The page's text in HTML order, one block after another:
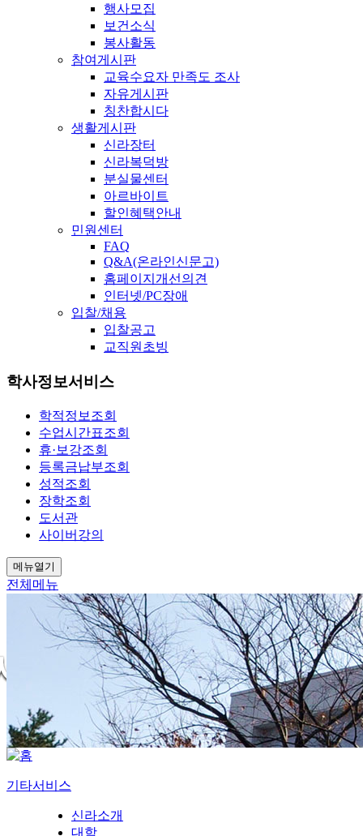
행사모집
보건소식
봉사활동
참여게시판
교육수요자 만족도 조사
자유게시판
칭찬합시다
생활게시판
신라장터
신라복덕방
분실물센터
아르바이트
할인혜택안내
민원센터
FAQ
Q&A(온라인신문고)
홈페이지개선의견
인터넷/PC장애
입찰/채용
입찰공고
교직원초빙
학사정보서비스
학적정보조회
수업시간표조회
휴·보강조회
등록금납부조회
성적조회
장학조회
도서관
사이버강의
메뉴열기
전체메뉴
기타서비스
신라소개
대학